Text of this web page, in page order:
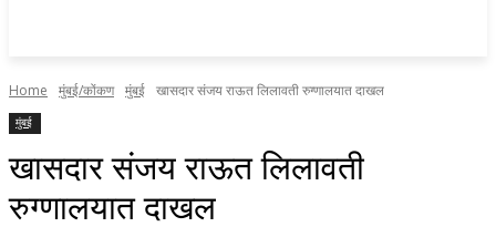
Home मुंबई/कोंकण मुंबई खासदार संजय राऊत लिलावती रुग्णालयात दाखल
मुंबई
खासदार संजय राऊत लिलावती
रुग्णालयात दाखल